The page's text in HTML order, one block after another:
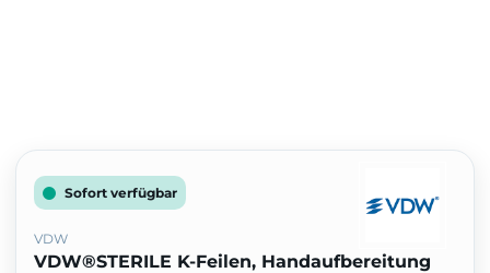
Sofort verfügbar
VDW
VDW®STERILE K-Feilen, Handaufbereitung